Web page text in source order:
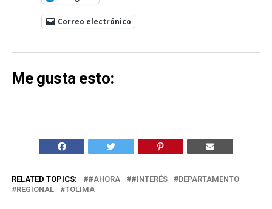
Correo electrónico
Me gusta esto:
RELATED TOPICS: #AHORA #INTERÉS
DEPARTAMENTO
REGIONAL
TOLIMA